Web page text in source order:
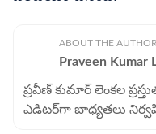
ABOUT THE AUTHOR
Praveen Kumar
ప్రవీణ్ కుమార్ లెంకల
ఎడిటర్‌గా బాధ్యతలు